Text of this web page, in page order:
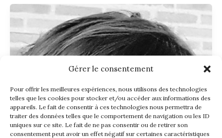
Gérer le consentement
Pour offrir les meilleures expériences, nous utilisons des technologies
telles que les cookies pour stocker et/ou accéder aux informations des
appareils. Le fait de consentir à ces technologies nous permettra de
traiter des données telles que le comportement de navigation ou les ID
uniques sur ce site. Le fait de ne pas consentir ou de retirer son
consentement peut avoir un effet négatif sur certaines caractéristiques